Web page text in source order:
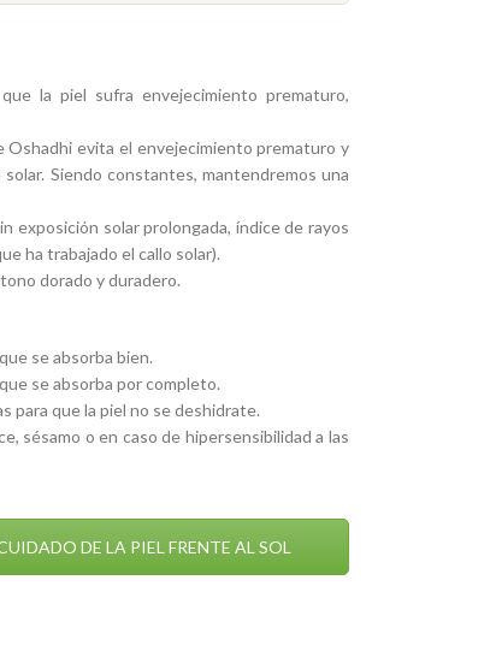
la piel sufra envejecimiento prematuro,
Oshadhi evita el envejecimiento prematuro y
Siendo constantes, mantendremos una
exposición solar prolongada, índice de rayos
ha trabajado el callo solar).
dorado y duradero.
se absorba bien.
se absorba por completo.
para que la piel no se deshidrate.
sésamo o en caso de hipersensibilidad a las
DE LA PIEL FRENTE AL SOL